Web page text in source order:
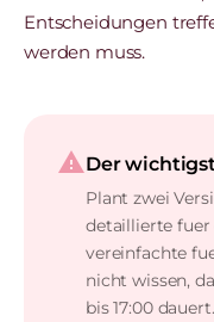
Entscheidungen
werden muss.
warningDer
Plant zwei
detaillierte fuer
vereinfachte
nicht wissen,
bis 17:00